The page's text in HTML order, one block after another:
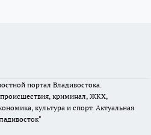
портал Владивостока.
криминал, ЖКХ,
культура и спорт. Актуальная